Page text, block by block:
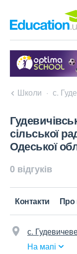
Школи с.
сільської
Одеської
0 відгуків
Контакти Про
с.
На мапі